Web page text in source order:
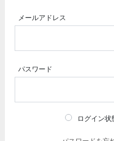
メールアドレス
パスワード
ログイン状